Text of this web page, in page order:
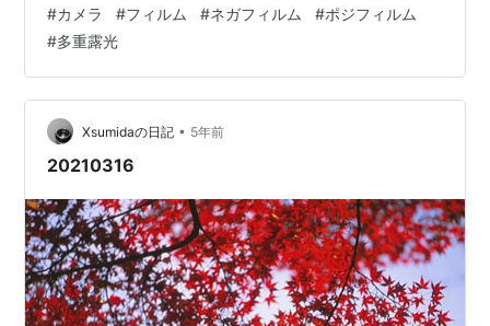
自体には、 写真の明るさや色相を反転するという意味が
あります。 なので上の写真のように、 明るさ、色相が反
転して現像されます😊 ネガフィルムの現像は、インスタ
ントカメラだったり フィルムの中では主流なので 多くの
人が見たことあるのではないでしょうか💡…
#カメラ #フィルム #ネガフィルム #ポジフィルム
#多重露光
Xsumidaの日記 • 5年前
20210316